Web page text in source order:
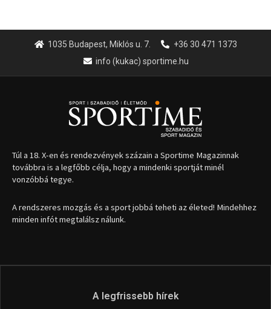
1035 Budapest, Miklós u. 7.
+36 30 471 1373
info (kukac) sportime.hu
Túl a 18. X-en és rendezvények százain a Sportime Magazinnak
továbbra is a legfőbb célja, hogy a mindenki sportját minél
vonzóbbá tegye.
A rendszeres mozgás és a sport jobbá teheti az életed! Mindehhez
minden infót megtalálsz nálunk.
A legfrissebb hírek